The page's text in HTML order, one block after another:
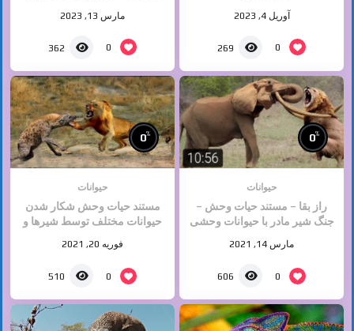
آوریل 4, 2023
0
269
مارس 13, 2023
0
362
0%
حیوانات
راز بقا – مستند حیات وحش –
جنگ شیر مادر با حیوانات وحشی
مارس 14, 2021
0
606
0%
حیوانات
مستند حیات وحش شکار شدن
حیوانات مختلف توسط شیرها و
فوریه 20, 2021
0
510